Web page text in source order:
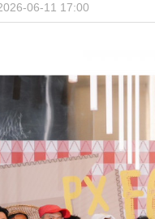
06-11 17:00